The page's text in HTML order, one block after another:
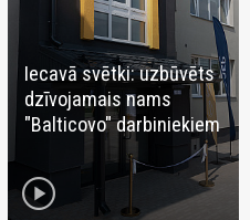
Iecavā svētki: uzbūvēts
dzīvojamais nams
"Balticovo" darbiniekiem
play_circle